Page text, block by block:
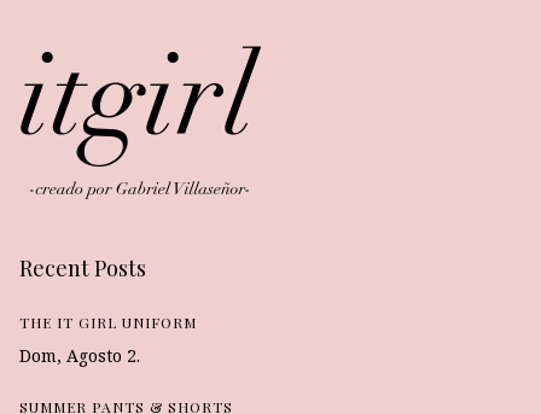
Recent Posts
THE IT GIRL UNIFORM
Dom, Agosto 2.
SUMMER PANTS & SHORTS